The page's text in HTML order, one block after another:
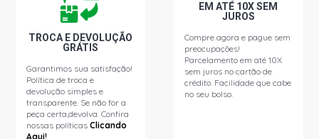
SIDEKICK CANVAS TOP UTILITARIO 1.6 8V GASOLINA
(1995 - 1996)
SIDEKICK JL UTILITARIO 1.6 8V GASOLINA (1991 - 1995)
SIDEKICK JLX TOP METAL UTILITARIO 1.6 8V GASOLINA
(1991 - 1995)
TROCA E DEVOLUÇÃO
GRÁTIS
Garantimos sua satisfação!
Política de troca e
devolução simples e
transparente. Se não for a
peça certa,devolva. Confira
nossas políticasClicando
Aqui!
EM ATÉ 10X SEM
JUROS
Compre agora e pague sem
preocupações!
Parcelamento em até 10X
sem juros no cartão de
crédito. Facilidade que cabe
no seu bolso.